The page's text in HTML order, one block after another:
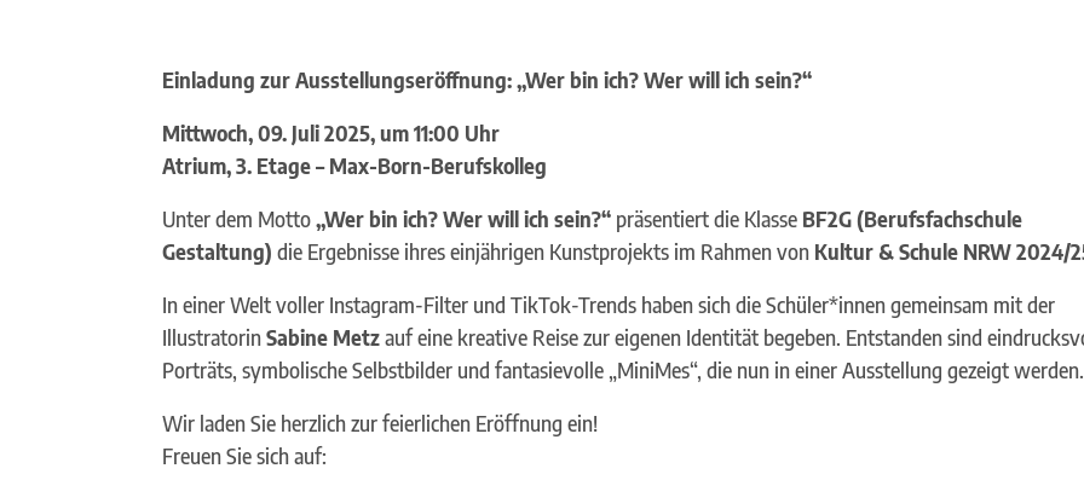
Einladung zur Ausstellungseröffnung: „Wer bin ich? Wer will ich sein?“
Mittwoch, 09. Juli 2025, um 11:00 Uhr
Atrium, 3. Etage – Max-Born-Berufskolleg
Unter dem Motto„Wer bin ich? Wer will ich sein?“ präsentiert die Klasse BF2G (Berufsfachschule
Gestaltung) die Ergebnisse ihres einjährigen Kunstprojekts im Rahmen von Kultur & Schule NRW 2024/
In einer Welt voller Instagram-Filter und TikTok-Trends haben sich die Schüler*innen gemeinsam mit der
IllustratorinSabine Metzauf eine kreative Reise zur eigenen Identität begeben. Entstanden sind
Porträts, symbolische Selbstbilder und fantasievolle „MiniMes“, die nun in einer Ausstellung gezeigt werden.
Wir laden Sie herzlich zur feierlichen Eröffnung ein!
Freuen Sie sich auf: